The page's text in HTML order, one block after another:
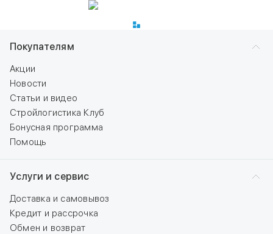
Покупателям
Акции
Новости
Статьи и видео
Стройлогистика Клуб
Бонусная программа
Помощь
Услуги и сервис
Доставка и самовывоз
Кредит и рассрочка
Обмен и возврат